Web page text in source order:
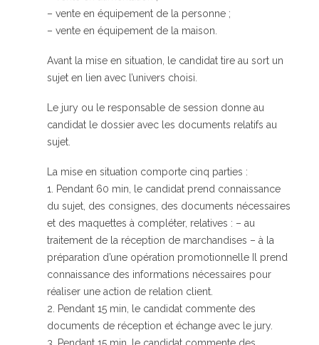
– vente en équipement de la personne ;
– vente en équipement de la maison.
Avant la mise en situation, le candidat tire au sort un
sujet en lien avec l’univers choisi.
Le jury ou le responsable de session donne au
candidat le dossier avec les documents relatifs au
sujet.
La mise en situation comporte cinq parties :
1. Pendant 60 min, le candidat prend connaissance
du sujet, des consignes, des documents nécessaires
et des maquettes à compléter, relatives : – au
traitement de la réception de marchandises – à la
préparation d’une opération promotionnelle Il prend
connaissance des informations nécessaires pour
réaliser une action de relation client.
2. Pendant 15 min, le candidat commente des
documents de réception et échange avec le jury.